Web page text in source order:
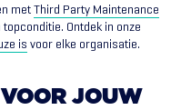
metThird Party Maintenance
Ontdek in onze
is voor elke organisatie.
VOOR JOUW